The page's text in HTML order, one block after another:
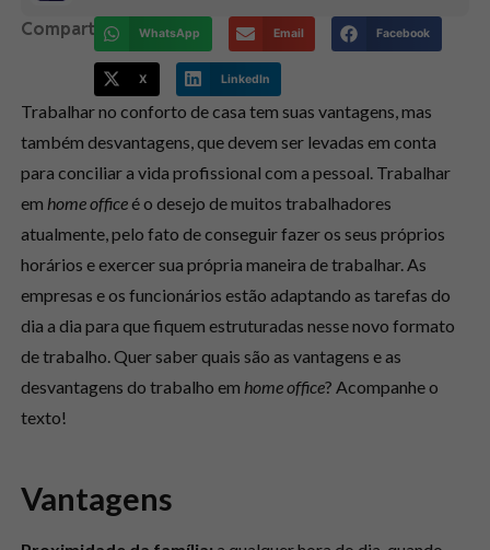
Compartilhe: WhatsApp Email Facebook
X LinkedIn
Trabalhar no conforto de casa tem suas vantagens, mas
também desvantagens, que devem ser levadas em conta
para conciliar a vida profissional com a pessoal. Trabalhar
em home officeé o desejo de muitos trabalhadores
atualmente, pelo fato de conseguir fazer os seus próprios
horários e exercer sua própria maneira de trabalhar. As
empresas e os funcionários estão adaptando as tarefas do
dia a dia para que fiquem estruturadas nesse novo formato
de trabalho. Quer saber quais são as vantagens e as
desvantagens do trabalho em home office? Acompanhe o
texto!
Vantagens